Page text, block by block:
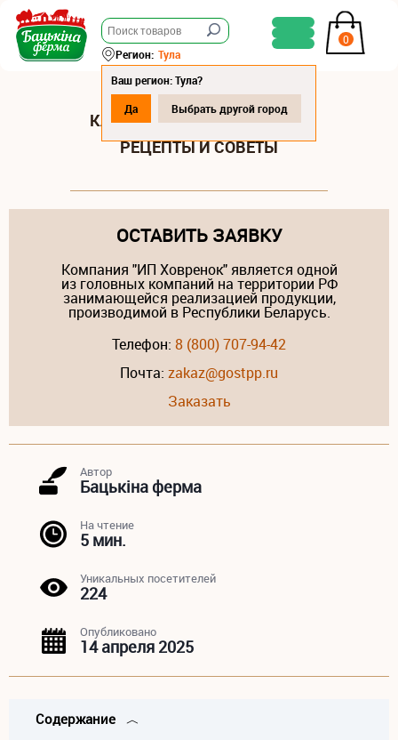
0
Регион: Тула
Ваш регион: Тула?
Да
Выбрать другой город
КАК ПРИГОТОВИТЬ КОНИНУ:
РЕЦЕПТЫ И СОВЕТЫ
ОСТАВИТЬ ЗАЯВКУ
Компания "ИП Ховренок" является одной
из головных компаний на территории РФ
занимающейся реализацией продукции,
производимой в Республики Беларусь.
Телефон: 8 (800) 707-94-42
Почта: zakaz@gostpp.ru
Заказать
Автор
Бацькiна ферма
На чтение
5 мин.
Уникальных посетителей
224
Опубликовано
14 апреля 2025
Содержание